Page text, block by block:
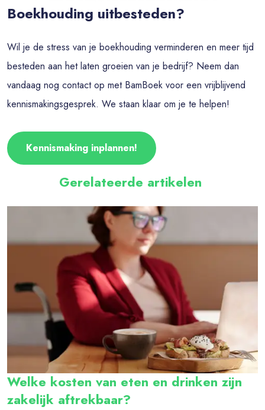
Boekhouding uitbesteden?
Wil je de stress van je boekhouding verminderen en meer tijd
besteden aan het laten groeien van je bedrijf? Neem dan
vandaag nog contact op met BamBoek voor een vrijblijvend
kennismakingsgesprek. We staan klaar om je te helpen!
Kennismaking inplannen!
Gerelateerde artikelen
Welke kosten van eten en drinken zijn
zakelijk aftrekbaar?